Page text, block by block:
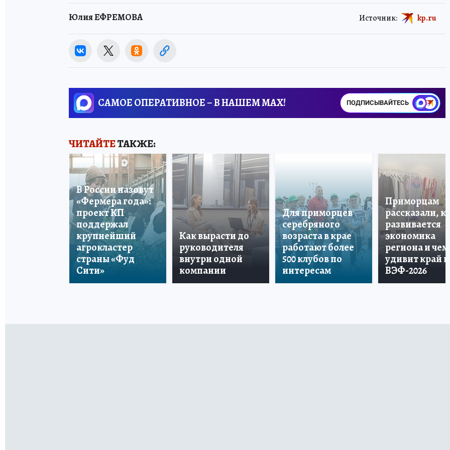
Юлия ЕФРЕМОВА Источник: kp.ru
САМОЕ ОПЕРАТИВНОЕ – В НАШЕМ MAX! ПОДПИСЫВАЙТЕСЬ
ЧИТАЙТЕТАКЖЕ:
В России назовут
«Фермера года»:
проект КП
поддержал
крупнейший
агрокластер
страны «Фуд
Сити»
Как вырасти до
руководителя
внутри одной
компании
Для приморцев
серебряного
возраста в крае
работают более
500 клубов по
интересам
Приморцам
рассказали, как
развивается
экономика
региона и чем
удивит край на
ВЭФ-2026